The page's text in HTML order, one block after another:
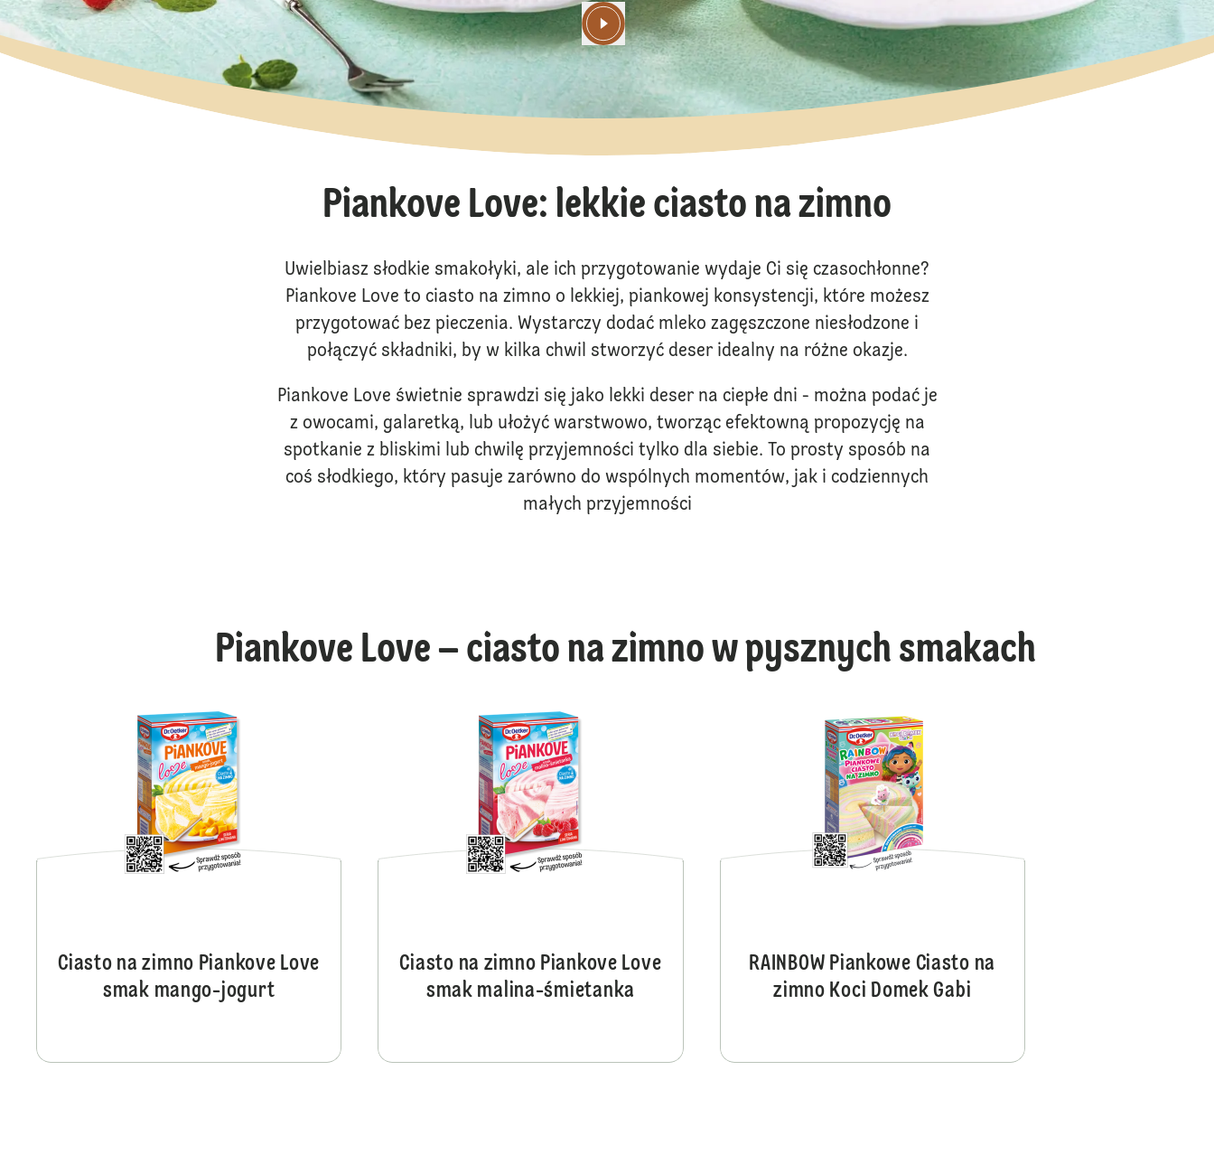
Piankove Love: lekkie ciasto na zimno
Uwielbiasz słodkie smakołyki, ale ich przygotowanie wydaje Ci się czasochłonne?
Piankove Love to ciasto na zimno o lekkiej, piankowej konsystencji, które możesz
przygotować bez pieczenia. Wystarczy dodać mleko zagęszczone niesłodzone i
połączyć składniki, by w kilka chwil stworzyć deser idealny na różne okazje.
Piankove Love świetnie sprawdzi się jako lekki deser na ciepłe dni - można podać je
z owocami, galaretką, lub ułożyć warstwowo, tworząc efektowną propozycję na
spotkanie z bliskimi lub chwilę przyjemności tylko dla siebie. To prosty sposób na
coś słodkiego, który pasuje zarówno do wspólnych momentów, jak i codziennych
małych przyjemności
Piankove Love – ciasto na zimno w pysznych smakach
Ciasto na zimno Piankove Love
smak mango-jogurt
Ciasto na zimno Piankove Love
smak malina-śmietanka
RAINBOW Piankowe Ciasto na
zimno Koci Domek Gabi